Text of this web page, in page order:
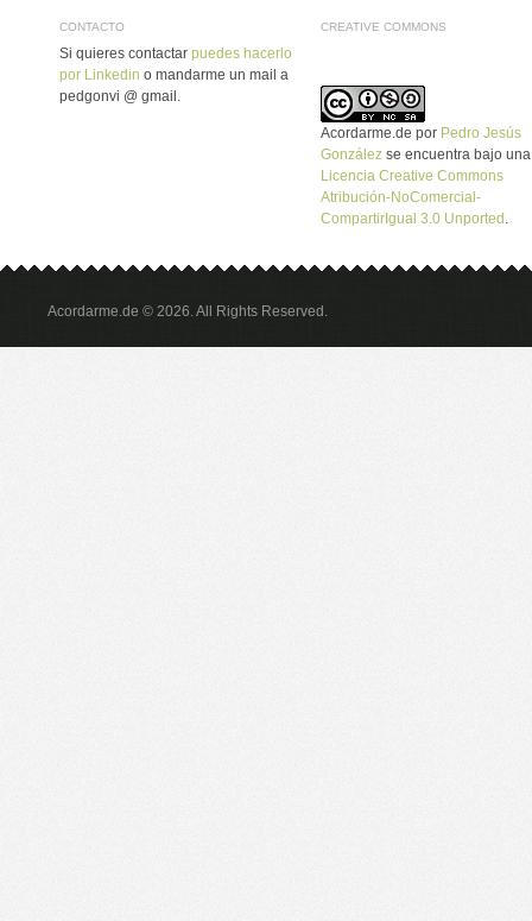
CONTACTO
Si quieres contactar puedes hacerlo
por Linkedin o mandarme un mail a
pedgonvi @ gmail.
CREATIVE COMMONS
Acordarme.de por Pedro Jesús
González se encuentra bajo una
Licencia Creative Commons
Atribución-NoComercial-
CompartirIgual 3.0 Unported
Acordarme.de © 2026. All Rights Reserved.